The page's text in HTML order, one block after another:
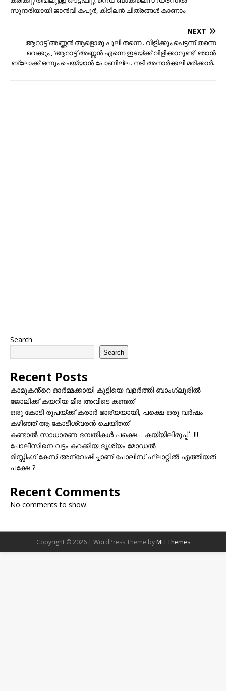
സുന്ദരിയായി ജാൻവി കപൂർ, കിടിലൻ ചിത്രങ്ങൾ കാണാം
NEXT
ആറാട്ട് അണ്ണൻ ആളൊരു പുലി തന്നെ.. വിളിക്കും പെട്ടന്ന് തന്നെ
വെക്കും,, ‘ആറാട്ട് അണ്ണൻ എന്നെ ഇടയ്ക്ക് വിളിക്കാറുണ്ട്! ഞാൻ
ബ്ലോക്ക് ഒന്നും ചെയ്യാൻ പോണില്ല.. നടി അനാർക്കലി മരിക്കാർ..
Search
Search
Recent Posts
കാമുകൻ്റെ ഓർമ്മക്കായി കുട്ടിയെ വളർത്തി ബാംഗ്ലൂരിൽ
ജോലിക്ക് കയറിയ മീര അവിടെ കണ്ടത്
ഒരു കോടി രൂപയ്ക്ക് കരാർ ഭാര്യയായി, പക്ഷെ ഒരു വർഷം
കഴിഞ്ഞ് ആ കോടീശ്വരൻ ചെയ്തത്
കണ്ടാൽ സാധാരണ ദമ്പതികൾ പക്ഷെ… കയ്യിലിരുപ്പ്…!!!
പോലീസിനെ വട്ടം കറക്കിയ ദൃശ്യം മോഡല്‍
മിസ്സിംഗ് കേസ് അന്വേഷിച്ചാണ് പോലീസ് ഫ്ലാറ്റിൽ എത്തിയത്
പക്ഷേ ?
Recent Comments
No comments to show.
Copyright © 2026 | WordPress Theme by MH Themes